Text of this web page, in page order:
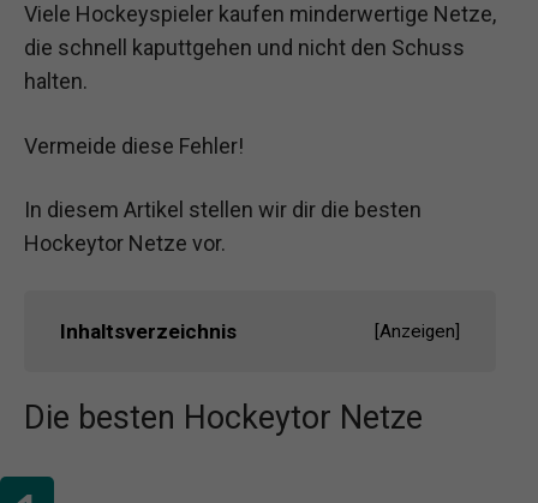
Viele Hockeyspieler kaufen minderwertige Netze,
die schnell kaputtgehen und nicht den Schuss
halten.
Vermeide diese Fehler!
In diesem Artikel stellen wir dir die besten
Hockeytor Netze vor.
Inhaltsverzeichnis [Anzeigen]
Die besten Hockeytor Netze